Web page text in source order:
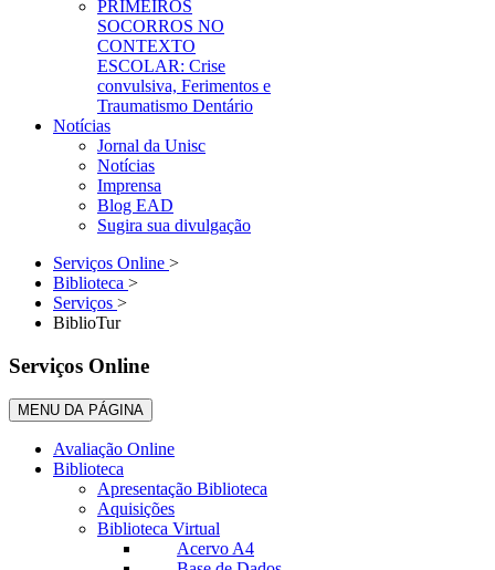
PRIMEIROS
SOCORROS NO
CONTEXTO
ESCOLAR: Crise
convulsiva, Ferimentos e
Traumatismo Dentário
Notícias
Jornal da Unisc
Notícias
Imprensa
Blog EAD
Sugira sua divulgação
Serviços Online >
Biblioteca >
Serviços >
BiblioTur
Serviços Online
MENU DA PÁGINA
Avaliação Online
Biblioteca
Apresentação Biblioteca
Aquisições
Biblioteca Virtual
Acervo A4